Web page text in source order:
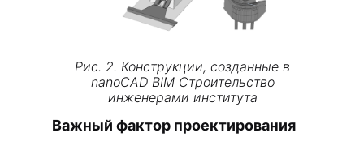
Рис. 2. Конструкции, созданные в
nanoCAD BIM Строительство
инженерами института
Важный фактор проектирования